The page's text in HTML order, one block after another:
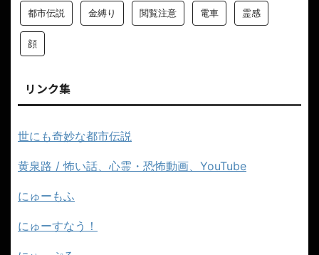
都市伝説 金縛り 閲覧注意 電車 霊感
顔
リンク集
世にも奇妙な都市伝説
黄泉路 / 怖い話、心霊・恐怖動画、YouTube
にゅーもふ
にゅーすなう！